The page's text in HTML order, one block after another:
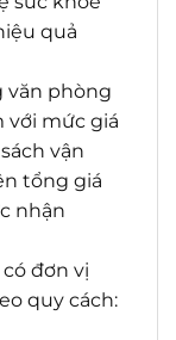
quả
văn phòng
với mức giá
vận
tổng giá
nhận
có đơn vị
quy cách: